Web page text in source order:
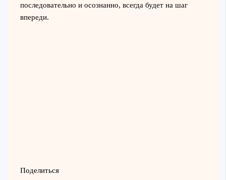
последовательно и осознанно, всегда будет на шаг
впереди.
Поделиться